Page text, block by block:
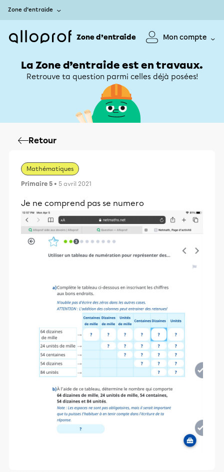
Zone d’entraide
Zone d’entraide Mon compte
La Zone d’entraide est en travaux.
Retrouve ta question parmi celles déjà posées!
Retour
Mathématiques
Primaire 5 • 5 avril 2021
Je ne comprend pas se numero